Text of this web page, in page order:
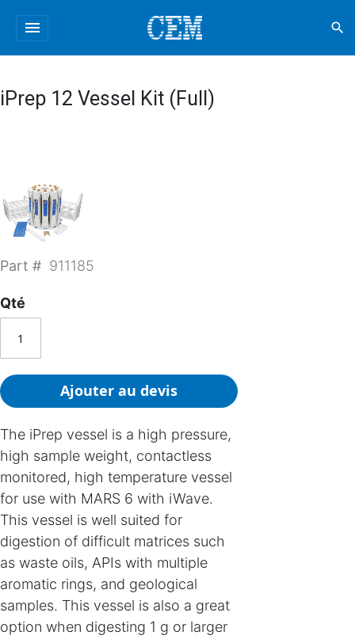
menu search
iPrep 12 Vessel Kit (Full)
Part # 911185
Qté
Ajouter au devis
The iPrep vessel is a high pressure,
high sample weight, contactless
monitored, high temperature vessel
for use with MARS 6 with iWave.
This vessel is well suited for
digestion of difficult matrices such
as waste oils, APIs with multiple
aromatic rings, and geological
samples. This vessel is also a great
option when digesting 1 g or larger